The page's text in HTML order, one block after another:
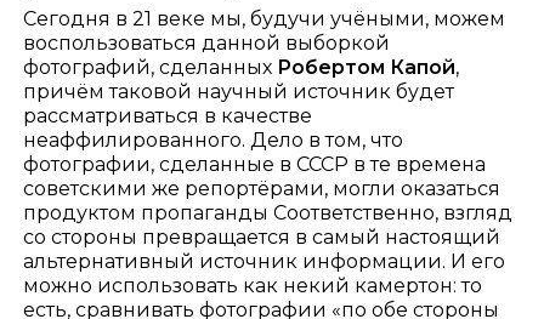
Сегодня в 21 веке мы, будучи учёными, можем
воспользоваться данной выборкой
фотографий, сделанных Робертом Капой,
причём таковой научный источник будет
рассматриваться в качестве
неаффилированного. Дело в том, что
фотографии, сделанные в СССР в те времена
советскими же репортёрами, могли оказаться
продуктом пропаганды Соответственно, взгляд
со стороны превращается в самый настоящий
альтернативный источник информации. И его
можно использовать как некий камертон: то
есть, сравнивать фотографии «по обе стороны